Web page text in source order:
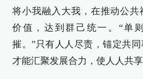
将小我融入大我，在推动公共
价值，达到群己统一。“单
摧。”只有人人尽责，锚定共同
才能汇聚发展合力，使人人共享